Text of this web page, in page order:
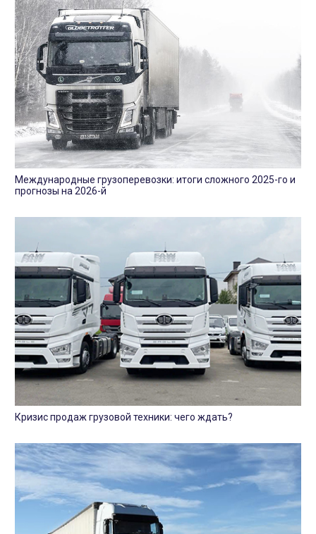
Международные грузоперевозки: итоги сложного 2025-го и
прогнозы на 2026-й
Кризис продаж грузовой техники: чего ждать?